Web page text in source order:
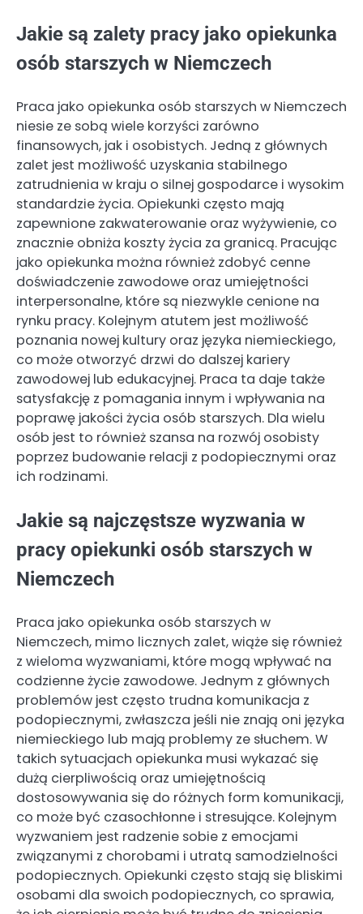
Jakie są zalety pracy jako opiekunka
osób starszych w Niemczech
Praca jako opiekunka osób starszych w Niemczech
niesie ze sobą wiele korzyści zarówno
finansowych, jak i osobistych. Jedną z głównych
zalet jest możliwość uzyskania stabilnego
zatrudnienia w kraju o silnej gospodarce i wysokim
standardzie życia. Opiekunki często mają
zapewnione zakwaterowanie oraz wyżywienie, co
znacznie obniża koszty życia za granicą. Pracując
jako opiekunka można również zdobyć cenne
doświadczenie zawodowe oraz umiejętności
interpersonalne, które są niezwykle cenione na
rynku pracy. Kolejnym atutem jest możliwość
poznania nowej kultury oraz języka niemieckiego,
co może otworzyć drzwi do dalszej kariery
zawodowej lub edukacyjnej. Praca ta daje także
satysfakcję z pomagania innym i wpływania na
poprawę jakości życia osób starszych. Dla wielu
osób jest to również szansa na rozwój osobisty
poprzez budowanie relacji z podopiecznymi oraz
ich rodzinami.
Jakie są najczęstsze wyzwania w
pracy opiekunki osób starszych w
Niemczech
Praca jako opiekunka osób starszych w
Niemczech, mimo licznych zalet, wiąże się również
z wieloma wyzwaniami, które mogą wpływać na
codzienne życie zawodowe. Jednym z głównych
problemów jest często trudna komunikacja z
podopiecznymi, zwłaszcza jeśli nie znają oni języka
niemieckiego lub mają problemy ze słuchem. W
takich sytuacjach opiekunka musi wykazać się
dużą cierpliwością oraz umiejętnością
dostosowywania się do różnych form komunikacji,
co może być czasochłonne i stresujące. Kolejnym
wyzwaniem jest radzenie sobie z emocjami
związanymi z chorobami i utratą samodzielności
podopiecznych. Opiekunki często stają się bliskimi
osobami dla swoich podopiecznych, co sprawia,